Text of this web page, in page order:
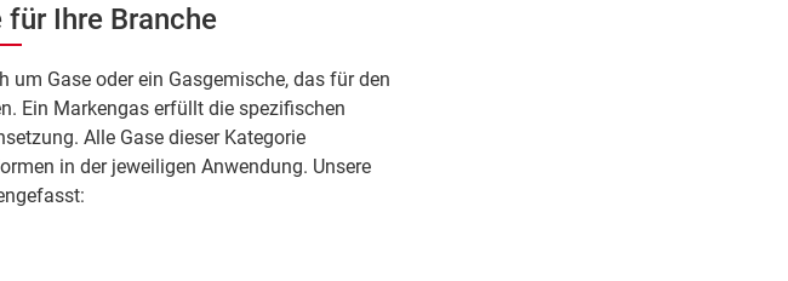
für Ihre Branche
um Gase oder ein Gasgemische, das für den
Ein Markengas erfüllt die spezifischen
Alle Gase dieser Kategorie
in der jeweiligen Anwendung. Unsere